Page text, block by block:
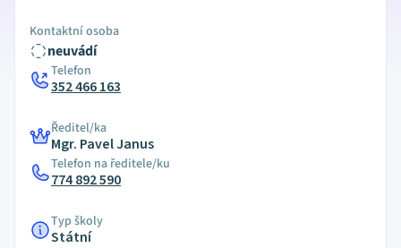
Kontaktní osoba
neuvádí
Telefon
352 466 163
Ředitel/ka
Mgr. Pavel Janus
Telefon na ředitele/ku
774 892 590
Typ školy
Státní